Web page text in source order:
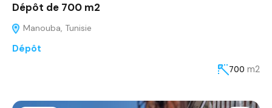
Dépôt de 700 m2
Manouba, Tunisie
Dépôt
700 m2